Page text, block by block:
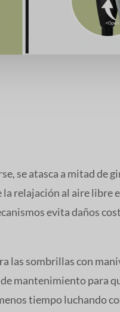
se atasca a mitad de
relajación al aire libre
evita daños
las sombrillas con
mantenimiento para
tiempo luchando